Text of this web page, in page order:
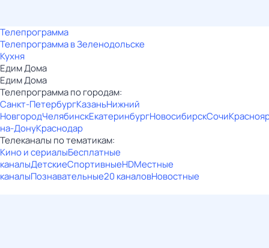
Телепрограмма
Телепрограмма в Зеленодольске
Кухня
Едим Дома
Едим Дома
Телепрограмма по городам:
Санкт-ПетербургКазаньНижний
НовгородЧелябинскЕкатеринбургНовосибирскСочи
на-ДонуКраснодар
Телеканалы по тематикам:
Кино и сериалыБесплатные
каналыДетскиеСпортивныеHDМестные
каналыПознавательные20 каналовНовостные